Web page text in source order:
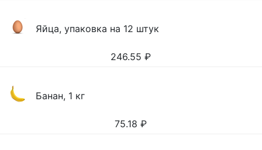
Яйца, упаковка на 12 штук
246.55 ₽
Банан, 1 кг
75.18 ₽